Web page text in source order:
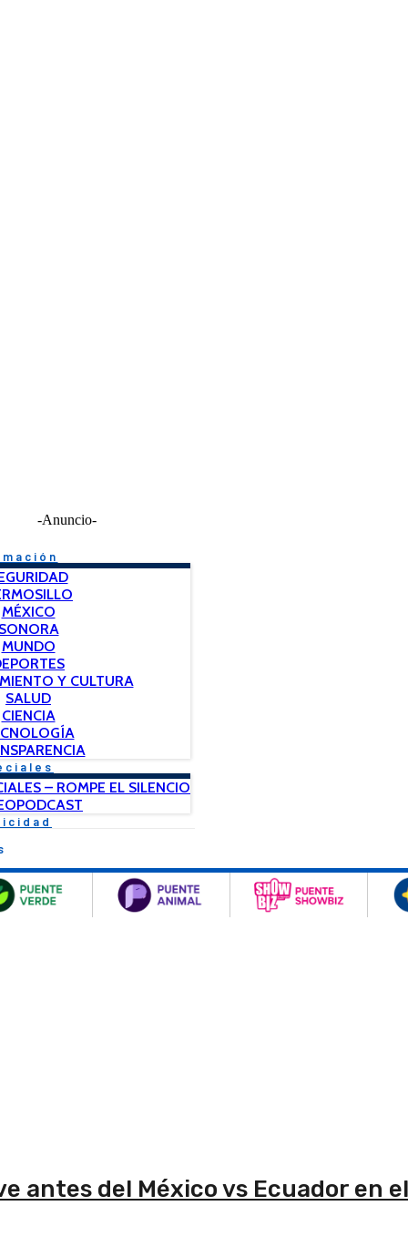
-Anuncio-
MÉXICO
SONORA
MUNDO
Y CULTURA
SALUD
CIENCIA
– ROMPE EL SILENCIO
antes del México vs Ecuador en